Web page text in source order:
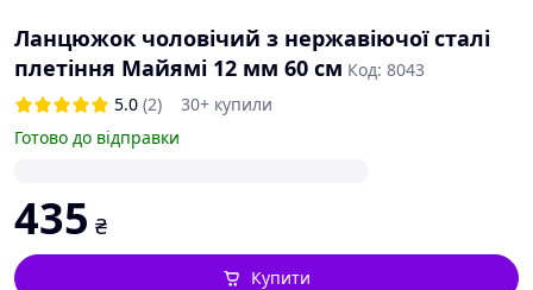
Ланцюжок чоловічий з нержавіючої сталі
плетіння Майямі 12 мм 60 см Код: 8043
5.0 (2)
30+ купили
Готово до відправки
435 ₴
Купити